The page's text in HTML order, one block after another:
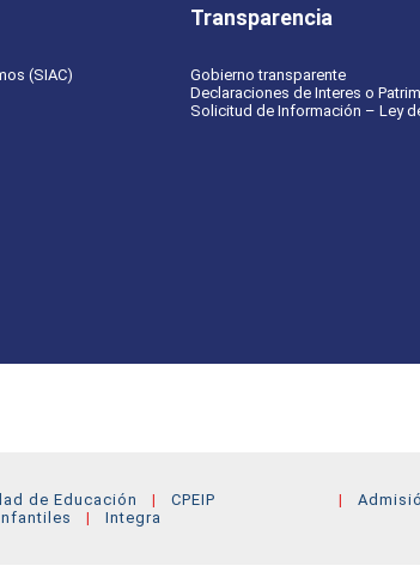
(SIAC)
Transparencia
Gobierno transparente
Declaraciones de Interes o
Solicitud de Información – Ley
de Educación CPEIP
Integra